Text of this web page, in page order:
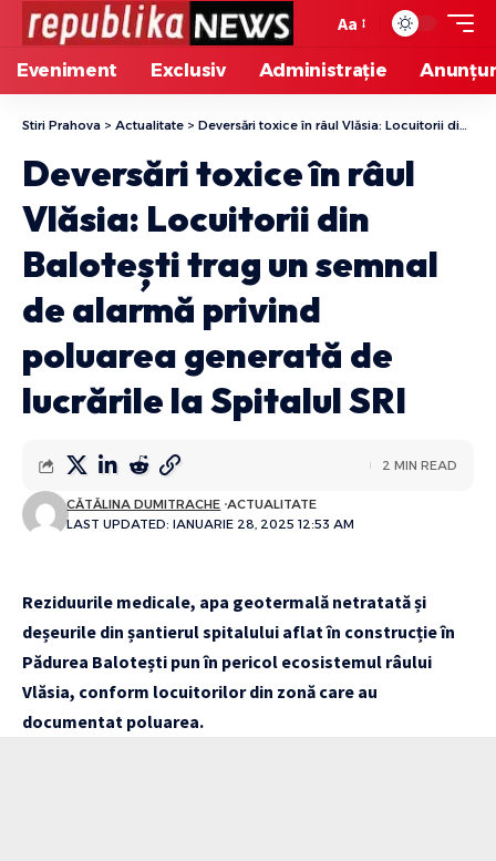
Aa
Eveniment Exclusiv Administrație
Stiri Prahova > Actualitate > Deversări toxice în râul Vlăsia: Locuitorii din Balotești trag un semnal de alarmă privind poluarea generată de lucrările la Spitalul SRI
Deversări toxice în râul
Vlăsia: Locuitorii din
Balotești trag un semnal
de alarmă privind
poluarea generată de
lucrările la Spitalul SRI
LAST UPDATED: IANUARIE 28, 2025 12:53 AM
CĂTĂLINA DUMITRACHE ACTUALITATE
2 MIN READ
Reziduurile medicale, apa geotermală netratată și
deșeurile din șantierul spitalului aflat în construcție în
Pădurea Balotești pun în pericol ecosistemul râului
Vlăsia, conform locuitorilor din zonă care au
documentat poluarea.